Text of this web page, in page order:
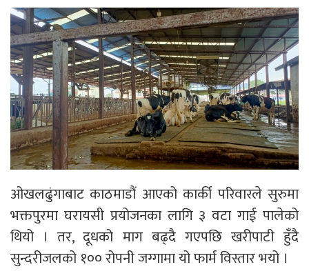
ओखलढुंगाबाट काठमाडौं आएको कार्की परिवारले सुरुमा
भक्तपुरमा घरायसी प्रयोजनका लागि ३ वटा गाई पालेको
थियो । तर, दूधको माग बढ्दै गएपछि खरीपाटी हुँदै
सुन्दरीजलको १०० रोपनी जग्गामा यो फार्म विस्तार भयो ।